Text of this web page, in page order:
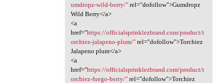
umdropz-wild-berry/"rel="dofollow">Gumdropz
Wild Berry</a>
<a
href="https://officialsprinklezbrand.com/product/t
orchiez-jalapeno-plum/"rel="dofollow">Torchiez
Jalapeno plum</a>
<a
href="https://officialsprinklezbrand.com/product/t
orchiez-fuego-berry/"rel="dofollow">Torchiez